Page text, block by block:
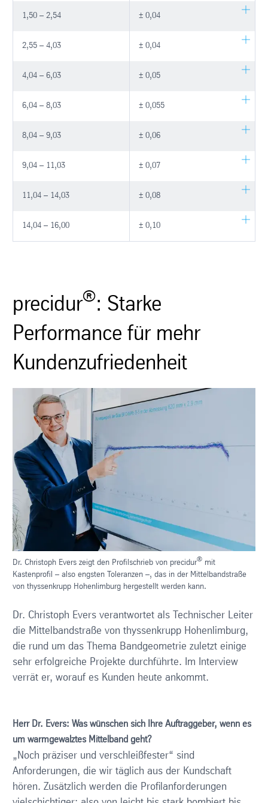
1,50 – 2,54 ± 0,04
2,55 – 4,03 ± 0,04
4,04 – 6,03 ± 0,05
6,04 – 8,03 ± 0,055
8,04 – 9,03 ± 0,06
9,04 – 11,03 ± 0,07
11,04 – 14,03 ± 0,08
14,04 – 16,00 ± 0,10
precidur®: Starke
Performance für mehr
Kundenzufriedenheit
Dr. Christoph Evers zeigt den Profilschrieb von precidur® mit
Kastenprofil – also engsten Toleranzen –, das in der Mittelbandstraße
von thyssenkrupp Hohenlimburg hergestellt werden kann.
Dr. Christoph Evers verantwortet als Technischer Leiter
die Mittelbandstraße von thyssenkrupp Hohenlimburg,
die rund um das Thema Bandgeometrie zuletzt einige
sehr erfolgreiche Projekte durchführte. Im Interview
verrät er, worauf es Kunden heute ankommt.
Herr Dr. Evers: Was wünschen sich Ihre Auftraggeber, wenn es
um warmgewalztes Mittelband geht?
„Noch präziser und verschleißfester“ sind
Anforderungen, die wir täglich aus der Kundschaft
hören. Zusätzlich werden die Profilanforderungen